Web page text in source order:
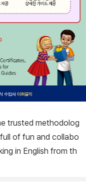
trusted methodolog
of fun and collabo
in English from th